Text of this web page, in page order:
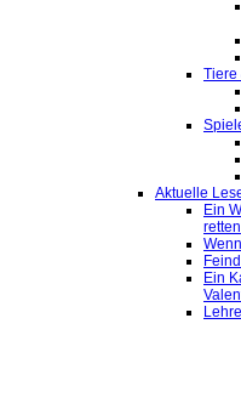
Tiere
Aktuelle
Ein
retten
Ein